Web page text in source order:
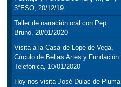
3°ESO, 20/12/19
Taller de narración oral con Pep
Bruno, 28/01/2020
Visita a la Casa de Lope de Vega,
Círculo de Bellas Artes y Fundación
Telefónica, 10/01/2020
Hoy nos visita José Dulac de Pluma